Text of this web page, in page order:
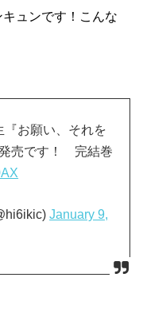
ュンです！こんな
お願い、それを
売です！ 完結巻
January 9,